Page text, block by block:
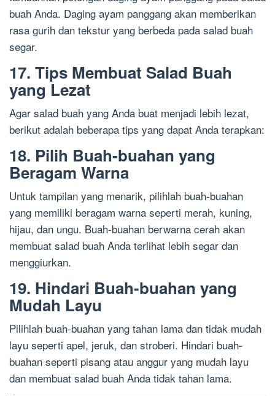
buah Anda. Daging ayam panggang akan memberikan
rasa gurih dan tekstur yang berbeda pada salad buah
segar.
17. Tips Membuat Salad Buah
yang Lezat
Agar salad buah yang Anda buat menjadi lebih lezat,
berikut adalah beberapa tips yang dapat Anda terapkan:
18. Pilih Buah-buahan yang
Beragam Warna
Untuk tampilan yang menarik, pilihlah buah-buahan
yang memiliki beragam warna seperti merah, kuning,
hijau, dan ungu. Buah-buahan berwarna cerah akan
membuat salad buah Anda terlihat lebih segar dan
menggiurkan.
19. Hindari Buah-buahan yang
Mudah Layu
Pilihlah buah-buahan yang tahan lama dan tidak mudah
layu seperti apel, jeruk, dan stroberi. Hindari buah-
buahan seperti pisang atau anggur yang mudah layu
dan membuat salad buah Anda tidak tahan lama.